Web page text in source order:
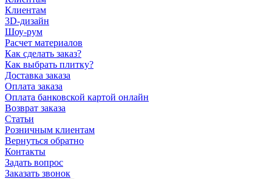
Клиентам
3D-дизайн
Шоу-рум
Расчет материалов
Как сделать заказ?
Как выбрать плитку?
Доставка заказа
Оплата заказа
Оплата банковской картой онлайн
Возврат заказа
Статьи
Розничным клиентам
Вернуться обратно
Контакты
Задать вопрос
Заказать звонок